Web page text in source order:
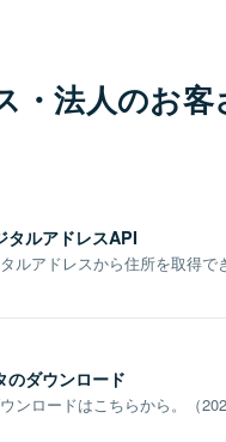
・法人のお客
タルアドレスAPI
ルアドレスから住所を取得で
のダウンロード
ンロードはこちらから。（